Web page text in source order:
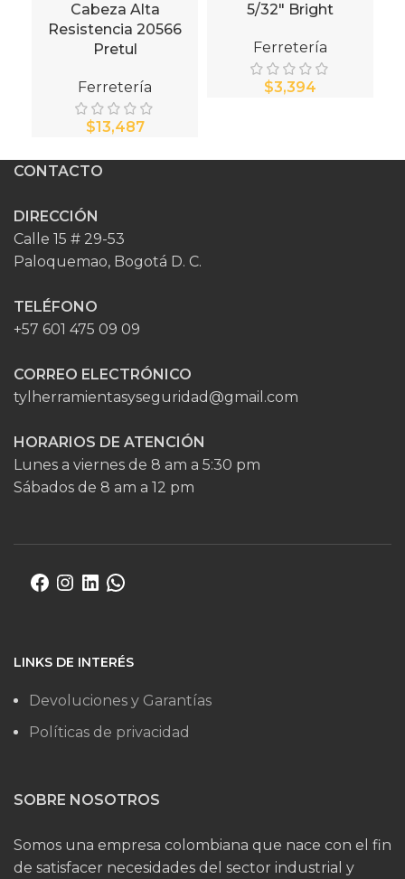
Cabeza Alta
Resistencia 20566
Pretul
Ferretería
$
5/32″ Bright
Ferretería
$
CONTACTO
DIRECCIÓN
Calle 15 # 29-53
Paloquemao, Bogotá D. C.
TELÉFONO
+57 601 475 09 09
CORREO ELECTRÓNICO
tylherramientasyseguridad@gmail.com
HORARIOS DE ATENCIÓN
Lunes a viernes de 8 am a 5:30 pm
Sábados de 8 am a 12 pm
LINKS DE INTERÉS
Devoluciones y Garantías
Políticas de privacidad
SOBRE NOSOTROS
Somos una empresa colombiana que nace con el fin
de satisfacer necesidades del sector industrial y